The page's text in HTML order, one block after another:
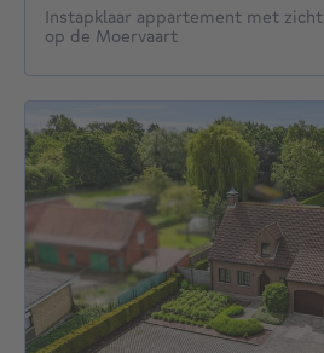
Instapklaar appartement met zicht
op de Moervaart